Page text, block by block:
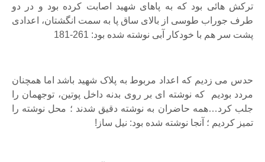
ترکش هائی بود که به پاهای شهید اصابت کرده بود و در دو
طرف جوراب طوسی از بالای ساق پا به سمت انگشتان، اعدادی
پشت سر هم با خودکار آبی نوشته شده بود: 261-181
حدس می زدیم که اعداد مربوط به پلاک شهید باشد اما همچنان
مردد بودیم که نوشته ای بر روی بدنه داخل پوتین، توجهمان را
جلب کرد…همه حاضران به نوشته دقیق شدند ؛ محل نوشته را
تمیز کردیم ؛ آنجا نوشته شده بود: نیل ساز!